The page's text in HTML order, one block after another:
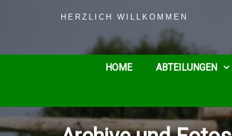
HERZLICH WILLKOMMEN
HOME ABTEILUNGEN